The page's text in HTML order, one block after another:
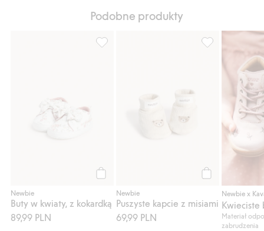
Podobne produkty
Newbie
Buty w kwiaty, z kokardką
89,99 PLN
Buty w kwiaty, z kokardką, Dodaj do listy
Newbie
Puszyste kapcie z misiami
69,99 PLN
Puszyste
Newbie x
Materiał
zabrudzenia